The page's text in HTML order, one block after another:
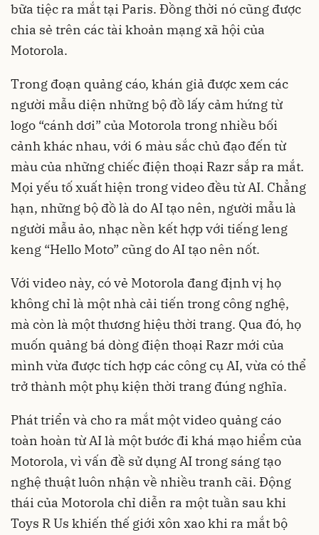
bữa tiệc ra mắt tại Paris. Đồng thời nó cũng được
chia sẻ trên các tài khoản mạng xã hội của
Motorola.
Trong đoạn quảng cáo, khán giả được xem các
người mẫu diện những bộ đồ lấy cảm hứng từ
logo “cánh dơi” của Motorola trong nhiều bối
cảnh khác nhau, với 6 màu sắc chủ đạo đến từ
màu của những chiếc điện thoại Razr sắp ra mắt.
Mọi yếu tố xuất hiện trong video đều từ AI. Chẳng
hạn, những bộ đồ là do AI tạo nên, người mẫu là
người mẫu ảo, nhạc nền kết hợp với tiếng leng
keng “Hello Moto” cũng do AI tạo nên nốt.
Với video này, có vẻ Motorola đang định vị họ
không chỉ là một nhà cải tiến trong công nghệ,
mà còn là một thương hiệu thời trang. Qua đó, họ
muốn quảng bá dòng điện thoại Razr mới của
mình vừa được tích hợp các công cụ AI, vừa có thể
trở thành một phụ kiện thời trang đúng nghĩa.
Phát triển và cho ra mắt một video quảng cáo
toàn hoàn từ AI là một bước đi khá mạo hiểm của
Motorola, vì vấn đề sử dụng AI trong sáng tạo
nghệ thuật luôn nhận về nhiều tranh cãi. Động
thái của Motorola chỉ diễn ra một tuần sau khi
Toys R Us khiến thế giới xôn xao khi ra mắt bộ